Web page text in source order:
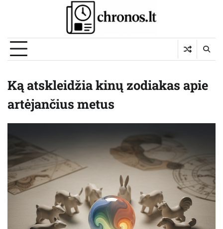
Ką atskleidžia kinų zodiakas apie
artėjančius metus